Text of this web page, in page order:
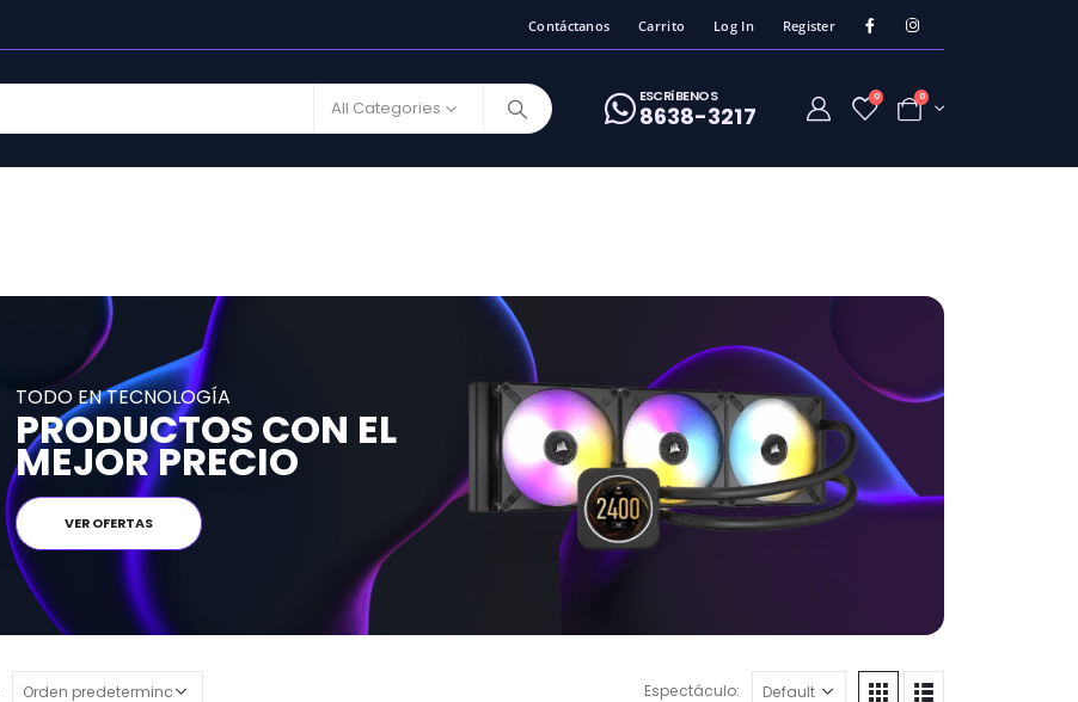
Contáctanos Carrito Log In Register
All Categories
ESCRíBENOS
8638-3217
0 0
TODO EN TECNOLOGÍA
PRODUCTOS CON EL
MEJOR PRECIO
VER OFERTAS
Espectáculo: